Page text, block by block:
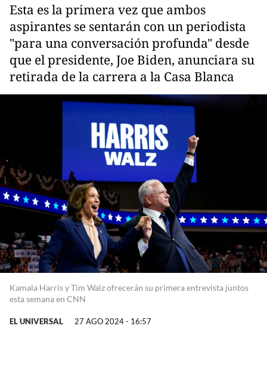
Esta es la primera vez que ambos
aspirantes se sentarán con un periodista
"para una conversación profunda" desde
que el presidente, Joe Biden, anunciara su
retirada de la carrera a la Casa Blanca
Kamala Harris y Tim Walz ofrecerán su primera entrevista juntos
esta semana en CNN
EL UNIVERSAL 27 AGO 2024 - 16:57